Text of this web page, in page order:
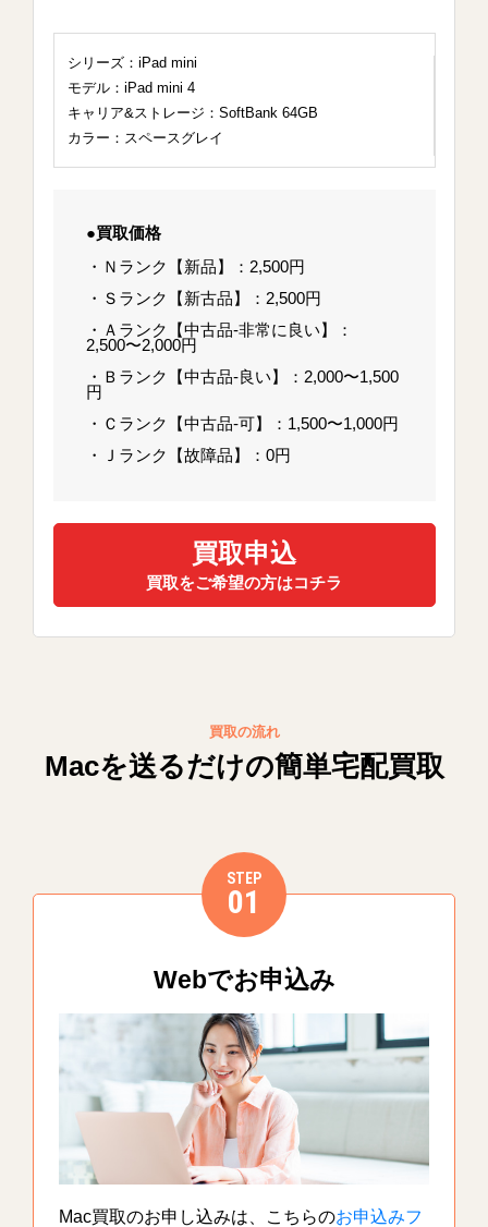
シリーズ：iPad mini
モデル：iPad mini 4
キャリア&ストレージ：SoftBank 64GB
カラー：スペースグレイ
●買取価格
・Ｎランク【新品】：2,500円
・Ｓランク【新古品】：2,500円
・Ａランク【中古品-非常に良い】：
2,500〜2,000円
・Ｂランク【中古品-良い】：2,000〜1,500
円
・Ｃランク【中古品-可】：1,500〜1,000円
・Ｊランク【故障品】：0円
買取申込
買取をご希望の方はコチラ
買取の流れ
Macを送るだけの簡単宅配買取
STEP
01
Webでお申込み
Mac買取のお申し込みは、こちらのお申込みフ